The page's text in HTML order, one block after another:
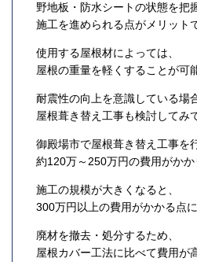
野地板・防水シートの状態を把
施工を進められる点がメリット
使用する屋根材によっては、
屋根の重量を軽くすることが可
耐震性の向上を意識している場
屋根葺き替え工事も検討してみ
御殿場市で屋根葺き替え工事を
約120万～250万円の費用がかか
施工の規模が大きくなると、
300万円以上の費用がかかる点に
廃材を撤去・処分するため、
屋根カバー工法に比べて費用が